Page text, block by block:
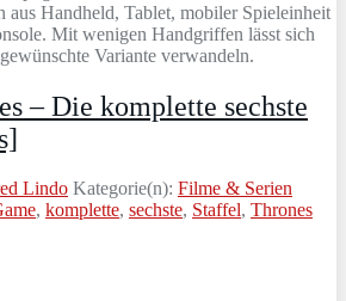
aus Handheld, Tablet, mobiler Spieleinheit
Mit wenigen Handgriffen lässt sich
Variante verwandeln.
– Die komplette sechste
Lindo Kategorie(n): Filme & Serien
, komplette, sechste, Staffel, Thrones